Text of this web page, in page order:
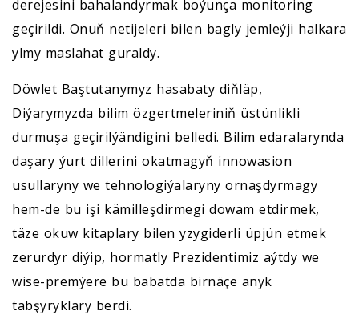
derejesini bahalandyrmak boýunça monitoring
geçirildi. Onuň netijeleri bilen bagly jemleýji halkara
ylmy maslahat guraldy.
Döwlet Baştutanymyz hasabaty diňläp,
Diýarymyzda bilim özgertmeleriniň üstünlikli
durmuşa geçirilýändigini belledi. Bilim edaralarynda
daşary ýurt dillerini okatmagyň innowasion
usullaryny we tehnologiýalaryny ornaşdyrmagy
hem-de bu işi kämilleşdirmegi dowam etdirmek,
täze okuw kitaplary bilen yzygiderli üpjün etmek
zerurdyr diýip, hormatly Prezidentimiz aýtdy we
wise-premýere bu babatda birnäçe anyk
tabşyryklary berdi.